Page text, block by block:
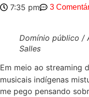
7:35 pm 3
Domínio público /
Salles
Em meio ao streaming
musicais indígenas
me pego pensando